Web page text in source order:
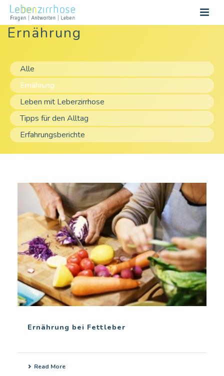
Ernährung
Alle
Ernährung
Leben mit Leberzirrhose
Tipps für den Alltag
Erfahrungsberichte
Ernährung bei Fettleber
Read More